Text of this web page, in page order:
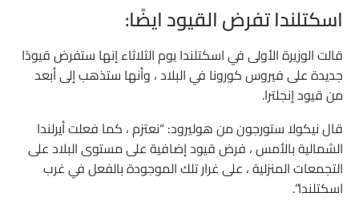
اسكتلندا تفرض القيود ايضًا:
قالت الوزيرة الأولى في اسكتلندا يوم الثلاثاء إنها ستفرض قيودًا
جديدة على فيروس كورونا في البلاد ، وأنها ستذهب إلى أبعد
من قيود إنجلترا.
قال نيكولا ستورجون من هوليرود: “نعتزم ، كما فعلت أيرلندا
الشمالية بالأمس ، فرض قيود إضافية على مستوى البلاد على
التجمعات المنزلية ، على غرار تلك الموجودة بالفعل في غرب
اسكتلندا”.